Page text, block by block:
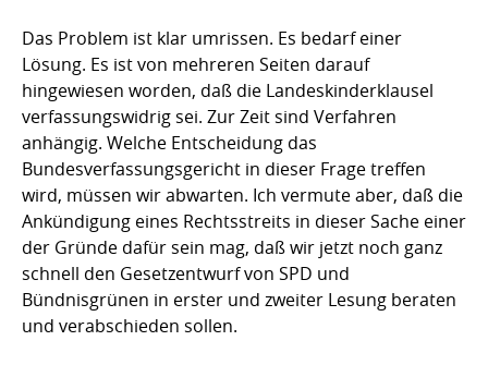
Das Problem ist klar umrissen. Es bedarf einer
Lösung. Es ist von mehreren Seiten darauf
hingewiesen worden, daß die Landeskinderklausel
verfassungswidrig sei. Zur Zeit sind Verfahren
anhängig. Welche Entscheidung das
Bundesverfassungsgericht in dieser Frage treffen
wird, müssen wir abwarten. Ich vermute aber, daß die
Ankündigung eines Rechtsstreits in dieser Sache einer
der Gründe dafür sein mag, daß wir jetzt noch ganz
schnell den Gesetzentwurf von SPD und
Bündnisgrünen in erster und zweiter Lesung beraten
und verabschieden sollen.